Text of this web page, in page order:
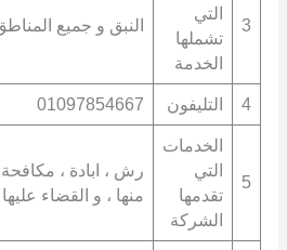
3
التي
تشملها
الخدمة
النبق و جميع
4 التليفون 01097854667
5
الخدمات
التي
تقدمها
الشركة
رش ، ابادة ،
منها ، و القضاء عليها